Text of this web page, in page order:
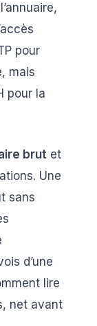
pour
mais
pour la
brut et
Une
sans
d’une
lire
net avant